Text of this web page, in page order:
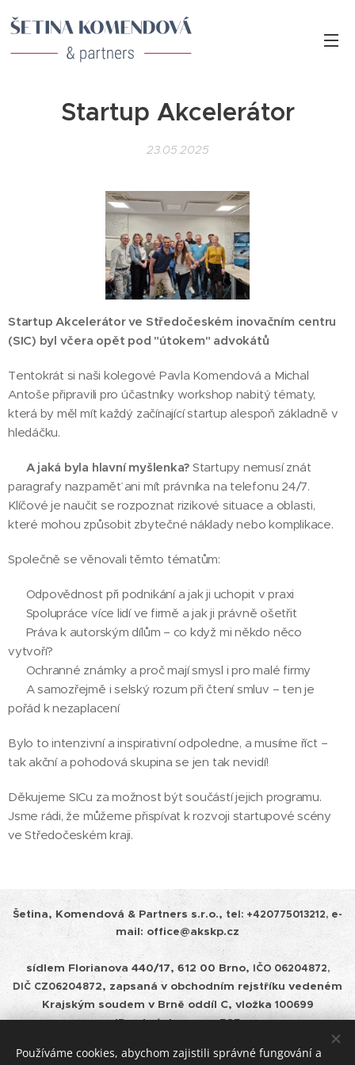
Startup Akcelerátor
23.05.2025
Startup Akcelerátor ve Středočeském inovačním centru
(SIC) byl včera opět pod "útokem" advokátů 😁👩‍⚖️👨‍💼
Tentokrát si naši kolegové Pavla Komendová a Michal
Antoše připravili pro účastníky workshop nabitý tématy,
která by měl mít každý začínající startup alespoň základně v
hledáčku.
A jaká byla hlavní myšlenka? Startupy nemusí znát
paragrafy nazpaměť ani mít právníka na telefonu 24/7.
Klíčové je naučit se rozpoznat rizikové situace a oblasti,
které mohou způsobit zbytečné náklady nebo komplikace.
Společně se věnovali těmto tématům:
🟢 Odpovědnost při podnikání a jak ji uchopit v praxi
🟢 Spolupráce více lidí ve firmě a jak ji právně ošetřit
🟢 Práva k autorským dílům – co když mi někdo něco
vytvoří?
🟢 Ochranné známky a proč mají smysl i pro malé firmy
🟢 A samozřejmě i selský rozum při čtení smluv – ten je
pořád k nezaplacení
Bylo to intenzivní a inspirativní odpoledne, a musíme říct –
tak akční a pohodová skupina se jen tak nevidí!
Děkujeme SICu za možnost být součástí jejich programu.
Jsme rádi, že můžeme přispívat k rozvoji startupové scény
ve Středočeském kraji. ♥️
Šetina, Komendová & Partners s.r.o., tel: +420775013212, e-
mail: office@akskp.cz
sídlem Florianova 440/17, 612 00 Brno, IČO 06204872,
DIČ CZ06204872, zapsaná v obchodním rejstříku vedeném
Krajským soudem v Brně oddíl C, vložka 100699
ID schránky: cepm585
Používáme cookies, abychom zajistili správné fungování a